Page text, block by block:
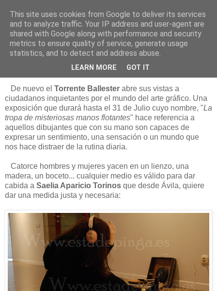
Está de pinga
25/5/11
La tropa de misteriosas manos flotantes
De nuevo el Torrente Ballester abre sus vistas a
ciudadanos inquietantes por el mundo del arte gráfico. Una
exposición que durará hasta el 31 de Julio cuyo nombre, "La
tropa de misteriosas manos flotantes" hace referencia a
aquellos dibujantes que con su mano son capaces de
expresar un sentimiento, una sensación o un mundo que
nos hace distraer de la rutina diaria.
Catorce hombres y mujeres yacen en un lienzo, una
madera, un boceto... cualquier medio es válido para dar
cabida a Saelia Aparicio Torinos que desde Ávila, quiere
dar una medida justa y necesaria:
This site uses cookies from Google to deliver its services
and to analyze traffic. Your IP address and user-agent are
shared with Google along with performance and security
metrics to ensure quality of service, generate usage
statistics, and to detect and address abuse.
LEARN MORE GOT IT